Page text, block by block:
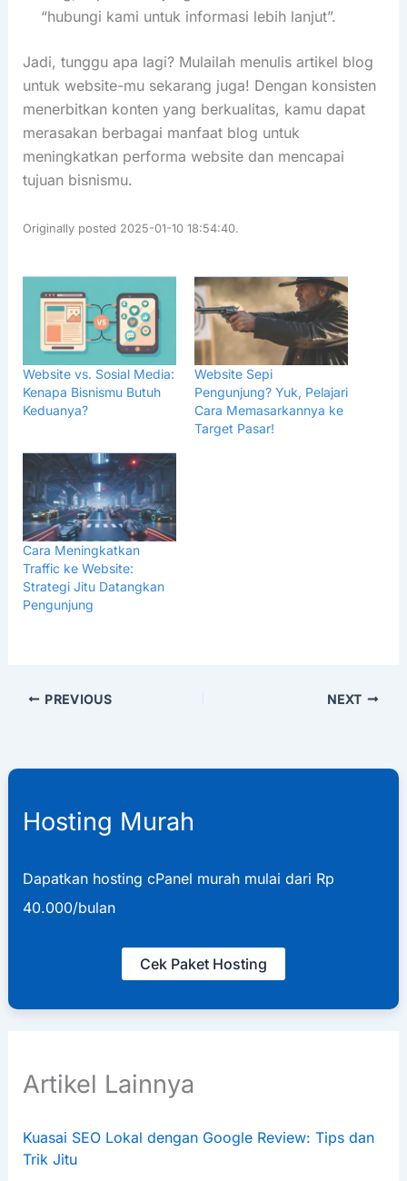
“hubungi kami untuk informasi lebih lanjut”.
Jadi, tunggu apa lagi? Mulailah menulis artikel blog
untuk website-mu sekarang juga! Dengan konsisten
menerbitkan konten yang berkualitas, kamu dapat
merasakan berbagai manfaat blog untuk
meningkatkan performa website dan mencapai
tujuan bisnismu.
Originally posted 2025-01-10 18:54:40.
Website vs. Sosial Media:
Kenapa Bisnismu Butuh
Keduanya?
Website Sepi
Pengunjung? Yuk, Pelajari
Cara Memasarkannya ke
Target Pasar!
Cara Meningkatkan
Traffic ke Website:
Strategi Jitu Datangkan
Pengunjung
PREVIOUS NEXT
Hosting Murah
Dapatkan hosting cPanel murah mulai dari Rp
40.000/bulan
Cek Paket Hosting
Artikel Lainnya
Kuasai SEO Lokal dengan Google Review: Tips dan
Trik Jitu